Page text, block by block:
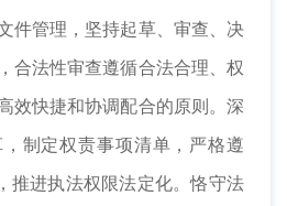
件管理，坚持起草、审查、决
合法性审查遵循合法合理、权
效快捷和协调配合的原则。深
制定权责事项清单，严格遵
推进执法权限法定化。恪守法